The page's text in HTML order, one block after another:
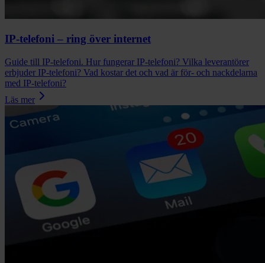
IP-telefoni – ring över internet
Guide till IP-telefoni. Hur fungerar IP-telefoni? Vilka leverantörer
erbjuder IP-telefoni? Vad kostar det och vad är för- och nackdelarna
med IP-telefoni?
Läs mer